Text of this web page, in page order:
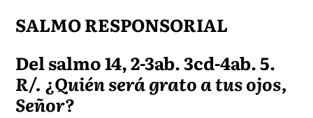
SALMO RESPONSORIAL
Del salmo 14, 2-3ab. 3cd-4ab. 5.
R/. ¿Quién será grato a tus ojos,
Señor?